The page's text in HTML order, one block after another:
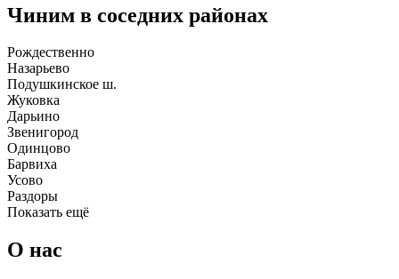
Чиним в соседних районах
Рождественно
Назарьево
Подушкинское ш.
Жуковка
Дарьино
Звенигород
Одинцово
Барвиха
Усово
Раздоры
Показать ещё
О нас